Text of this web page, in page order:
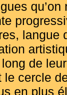
langue
de
le cercle
en plus